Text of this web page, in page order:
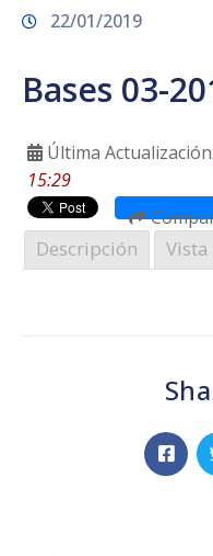
Prensa22/01/2019
Bases 03-
Última Actualización:
15:29
Descripción